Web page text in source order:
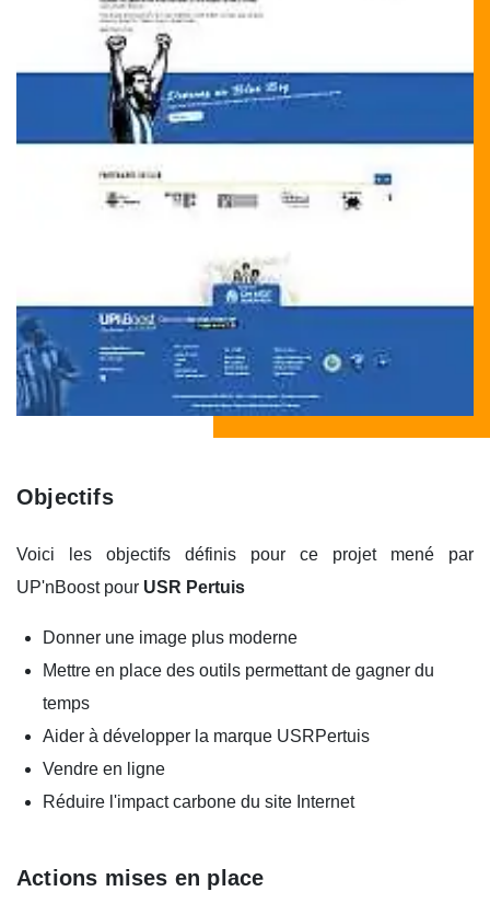
Objectifs
Voici les objectifs définis pour ce projet mené par
UP'nBoost pour USR Pertuis
Donner une image plus moderne
Mettre en place des outils permettant de gagner du
temps
Aider à développer la marque USRPertuis
Vendre en ligne
Réduire l'impact carbone du site Internet
Actions mises en place